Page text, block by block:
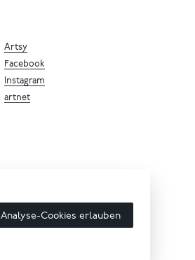
Artsy
Facebook
Instagram
artnet
Analyse-Cookies erlauben